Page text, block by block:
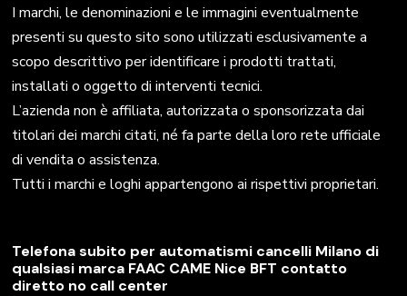
I marchi, le denominazioni e le immagini eventualmente
presenti su questo sito sono utilizzati esclusivamente a
scopo descrittivo per identificare i prodotti trattati,
installati o oggetto di interventi tecnici.
L’azienda non è affiliata, autorizzata o sponsorizzata dai
titolari dei marchi citati, né fa parte della loro rete ufficiale
di vendita o assistenza.
Tutti i marchi e loghi appartengono ai rispettivi proprietari.
Telefona subito per automatismi cancelli Milano di
qualsiasi marca FAAC CAME Nice BFT contatto
diretto no call center